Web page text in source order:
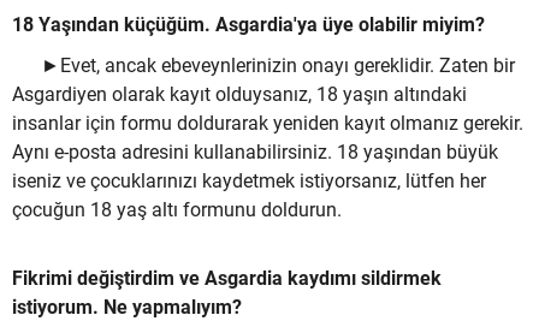
18 Yaşından küçüğüm. Asgardia'ya üye olabilir miyim?
►Evet, ancak ebeveynlerinizin onayı gereklidir. Zaten bir
Asgardiyen olarak kayıt olduysanız, 18 yaşın altındaki
insanlar için formu doldurarak yeniden kayıt olmanız gerekir.
Aynı e-posta adresini kullanabilirsiniz. 18 yaşından büyük
iseniz ve çocuklarınızı kaydetmek istiyorsanız, lütfen her
çocuğun 18 yaş altı formunu doldurun.
Fikrimi değiştirdim ve Asgardia kaydımı sildirmek
istiyorum. Ne yapmalıyım?